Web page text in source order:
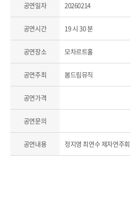
공연일자 20260214
공연시간 19 시 30 분
공연장소 모차르트홀
공연주최 봄드림뮤직
공연가격
공연문의
공연내용 정지영 최연수 제자연주회